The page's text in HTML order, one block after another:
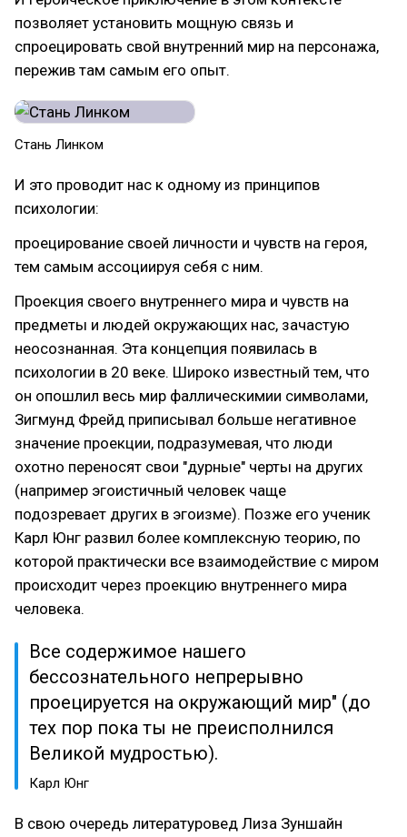
позволяет установить мощную связь и
спроецировать свой внутренний мир на персонажа,
пережив там самым его опыт.
Стань Линком
И это проводит нас к одному из принципов
психологии:
проецирование своей личности и чувств на героя,
тем самым ассоциируя себя с ним.
Проекция своего внутреннего мира и чувств на
предметы и людей окружающих нас, зачастую
неосознанная. Эта концепция появилась в
психологии в 20 веке. Широко известный тем, что
он опошлил весь мир фаллическимии символами,
Зигмунд Фрейд приписывал больше негативное
значение проекции, подразумевая, что люди
охотно переносят свои "дурные" черты на других
(например эгоистичный человек чаще
подозревает других в эгоизме). Позже его ученик
Карл Юнг развил более комплексную теорию, по
которой практически все взаимодействие с миром
происходит через проекцию внутреннего мира
человека.
Все содержимое нашего
бессознательного непрерывно
проецируется на окружающий мир" (до
тех пор пока ты не преисполнился
Великой мудростью).
Карл Юнг
В свою очередь литературовед Лиза Зуншайн